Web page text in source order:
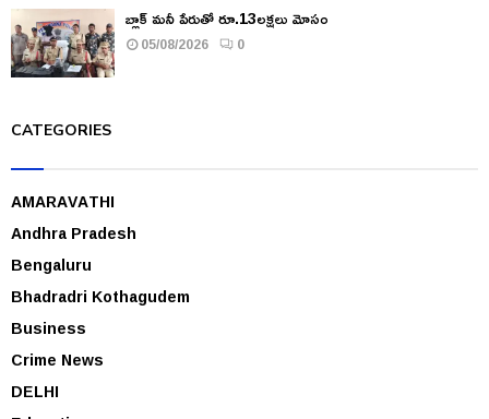
బ్లాక్ మనీ పేరుతో రూ.13లక్షలు మోసం
05/08/2026 0
CATEGORIES
AMARAVATHI
Andhra Pradesh
Bengaluru
Bhadradri Kothagudem
Business
Crime News
DELHI